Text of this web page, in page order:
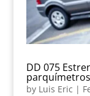
DD 075
by Luis Eric |